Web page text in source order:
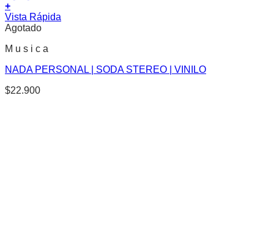
+
Vista Rápida
Agotado
M u s i c a
NADA PERSONAL | SODA STEREO | VINILO
$22.900